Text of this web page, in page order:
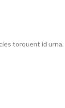
torquent id urna.